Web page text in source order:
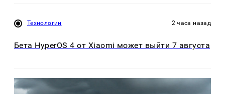
Технологии 2 часа назад
Бета HyperOS 4 от Xiaomi может выйти 7 августа